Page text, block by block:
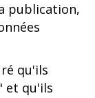
publication,
qu'ils
et qu'ils